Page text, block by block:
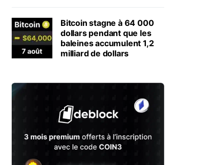
Bitcoin stagne à 64 000
dollars pendant que les
baleines accumulent 1,2
milliard de dollars